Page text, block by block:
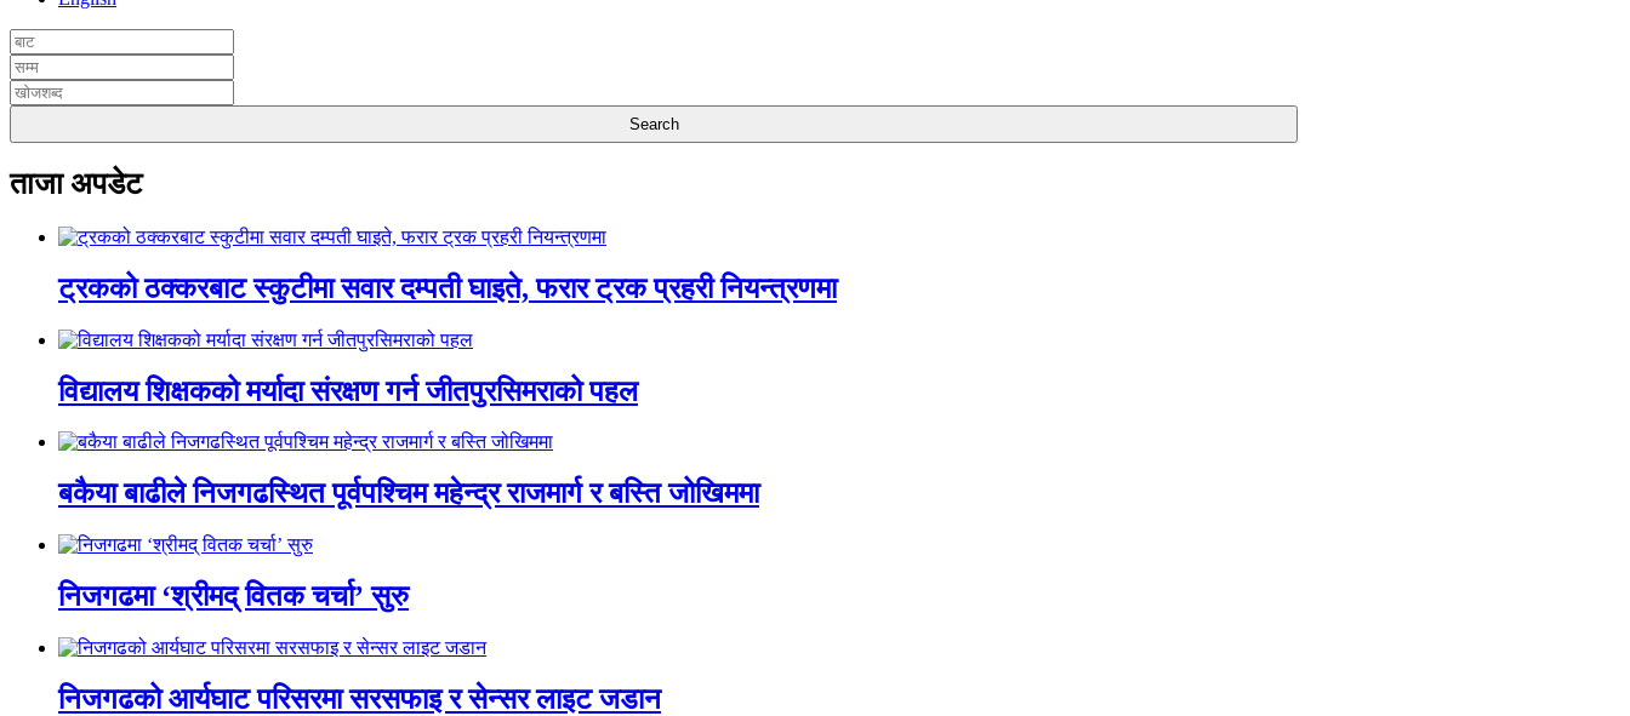
ताजा अपडेट
ट्रकको ठक्करबाट स्कुटीमा सवार दम्पती घाइते, फरार ट्रक प्रहरी नियन्त्रणमा
विद्यालय शिक्षकको मर्यादा संरक्षण गर्न जीतपुरसिमराको पहल
बकैया बाढीले निजगढस्थित पूर्वपश्चिम महेन्द्र राजमार्ग र बस्ति जोखिममा
निजगढमा ‘श्रीमद् वितक चर्चा’ सुरु
निजगढको आर्यघाट परिसरमा सरसफाइ र सेन्सर लाइट जडान